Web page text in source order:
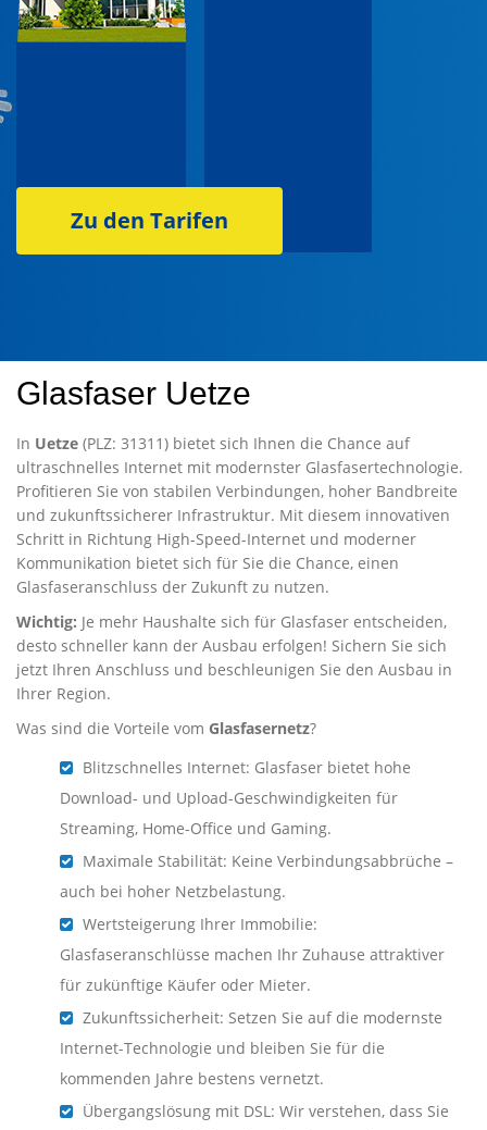
Zu den Tarifen
Glasfaser Uetze
In Uetze (PLZ: 31311) bietet sich Ihnen die Chance auf
ultraschnelles Internet mit modernster Glasfasertechnologie.
Profitieren Sie von stabilen Verbindungen, hoher Bandbreite
und zukunftssicherer Infrastruktur. Mit diesem innovativen
Schritt in Richtung High-Speed-Internet und moderner
Kommunikation bietet sich für Sie die Chance, einen
Glasfaseranschluss der Zukunft zu nutzen.
Wichtig: Je mehr Haushalte sich für Glasfaser entscheiden,
desto schneller kann der Ausbau erfolgen! Sichern Sie sich
jetzt Ihren Anschluss und beschleunigen Sie den Ausbau in
Ihrer Region.
Was sind die Vorteile vom Glasfasernetz?
Blitzschnelles Internet: Glasfaser bietet hohe
Download- und Upload-Geschwindigkeiten für
Streaming, Home-Office und Gaming.
Maximale Stabilität: Keine Verbindungsabbrüche –
auch bei hoher Netzbelastung.
Wertsteigerung Ihrer Immobilie:
Glasfaseranschlüsse machen Ihr Zuhause attraktiver
für zukünftige Käufer oder Mieter.
Zukunftssicherheit: Setzen Sie auf die modernste
Internet-Technologie und bleiben Sie für die
kommenden Jahre bestens vernetzt.
Übergangslösung mit DSL: Wir verstehen, dass Sie